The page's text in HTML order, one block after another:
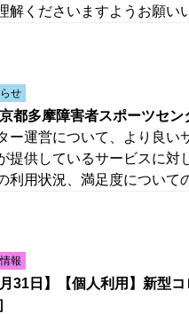
解くださいますようお願い
せ
都多摩障害者スポーツセ
ー運営について、より良
提供しているサービスに対
利用状況、満足度について
報
月31日】【個人利用】新型